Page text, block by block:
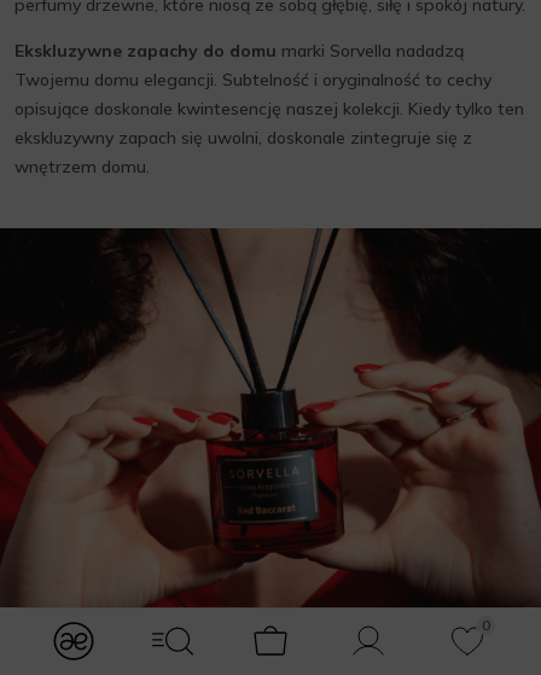
modules.Navbar.menuLabels.logo
modules.Navbar.menuLabels.menuWithSearch
Koszyk Konto
0
Ulubione
perfumy drzewne, które niosą ze sobą głębię, siłę i spokój natury.
Ekskluzywne zapachy do domu marki Sorvella nadadzą
Twojemu domu elegancji. Subtelność i oryginalność to cechy
opisujące doskonale kwintesencję naszej kolekcji. Kiedy tylko ten
ekskluzywny zapach się uwolni, doskonale zintegruje się z
wnętrzem domu.